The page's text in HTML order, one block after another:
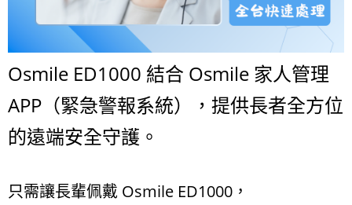
Osmile ED1000 結合 Osmile 家人管理
APP（緊急警報系統），提供長者全方位
的遠端安全守護。
只需讓長輩佩戴 Osmile ED1000，